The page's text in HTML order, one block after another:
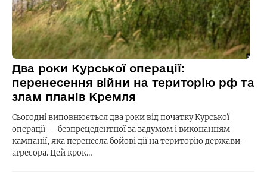
Два роки Курської операції:
перенесення війни на територію рф та
злам планів Кремля
Сьогодні виповнюється два роки від початку Курської
операції — безпрецедентної за задумом і виконанням
кампанії, яка перенесла бойові дії на територію держави-
агресора. Цей крок…